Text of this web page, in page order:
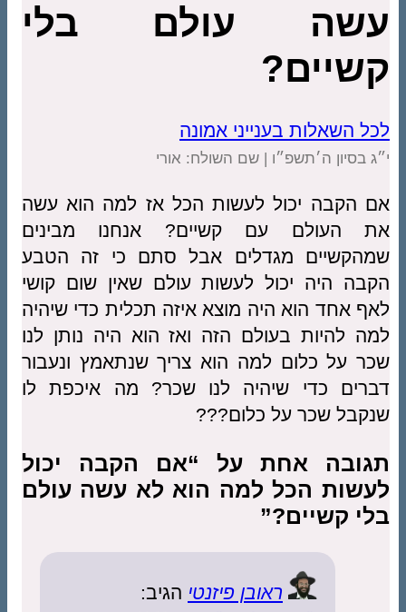
עשה עולם בלי
קשיים?
לכל השאלות בענייני אמונה
י״ג בסיון ה׳תשפ״ו | שם השולח: אורי
אם הקבה יכול לעשות הכל אז למה הוא עשה
את העולם עם קשיים? אנחנו מבינים
שמהקשיים מגדלים אבל סתם כי זה הטבע
הקבה היה יכול לעשות עולם שאין שום קושי
לאף אחד הוא היה מוצא איזה תכלית כדי שיהיה
למה להיות בעולם הזה ואז הוא היה נותן לנו
שכר על כלום למה הוא צריך שנתאמץ ונעבור
דברים כדי שיהיה לנו שכר? מה איכפת לו
שנקבל שכר על כלום???
תגובה אחת על “אם הקבה יכול
לעשות הכל למה הוא לא עשה עולם
בלי קשיים?”
ראובן פיזנטי הגיב: